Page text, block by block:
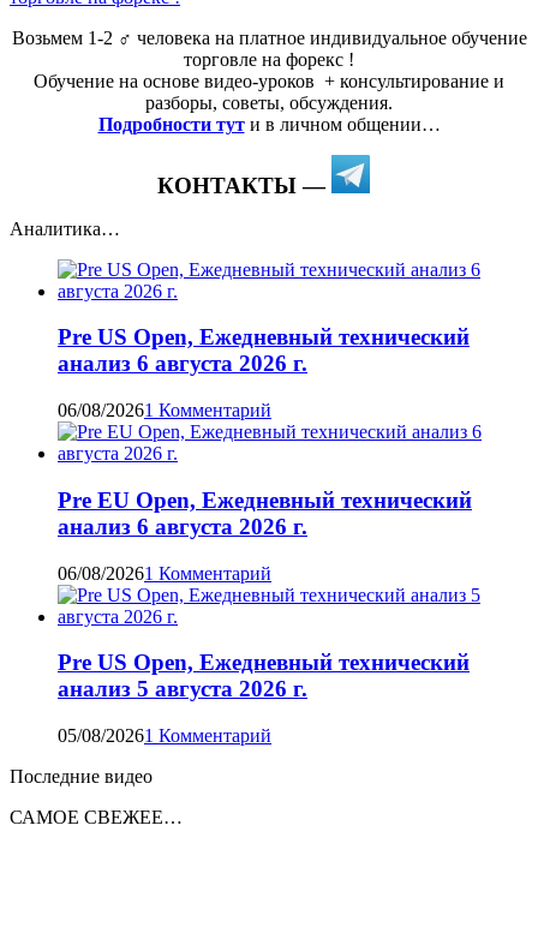
Возьмем 1-2 ‍♂️ человека на платное индивидуальное обучение
торговле на форекс !
Обучение на основе видео-уроков ️ + консультирование и
разборы, советы, обсуждения.
Подробности тут и в личном общении…
КОНТАКТЫ —
Аналитика…
Pre US Open, Ежедневный технический
анализ 6 августа 2026 г.
06/08/20261 Комментарий
Pre EU Open, Ежедневный технический
анализ 6 августа 2026 г.
06/08/20261 Комментарий
Pre US Open, Ежедневный технический
анализ 5 августа 2026 г.
05/08/20261 Комментарий
Последние видео
САМОЕ СВЕЖЕЕ…